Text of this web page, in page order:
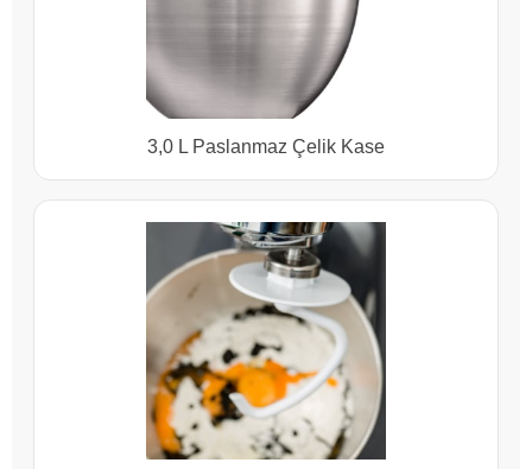
3,0 L Paslanmaz Çelik Kase